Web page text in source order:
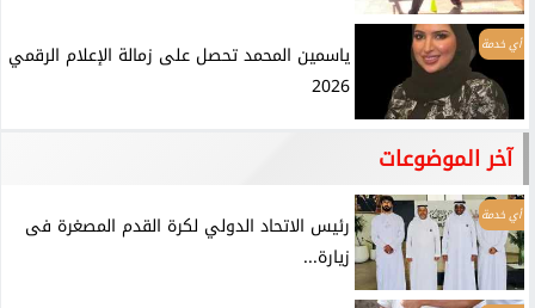
أي خدمة
ياسمين المحمد تحصل على زمالة الإعلام الرقمي
2026
آخر الموضوعات
أي خدمة
رئيس الاتحاد الدولي لكرة القدم المصغرة فى
زيارة...